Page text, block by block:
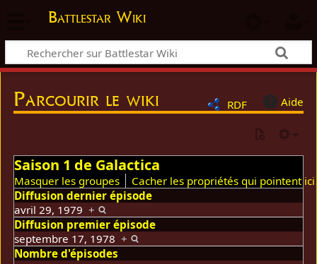
Battlestar Wiki
RDF Aide
Parcourir le wiki
Saison 1 de Galactica
Masquer les groupes
Cacher les propriétés qui pointent ici
Diffusion dernier épisode
avril 29, 1979 +
Diffusion premier épisode
septembre 17, 1978 +
Nombre d'épisodes